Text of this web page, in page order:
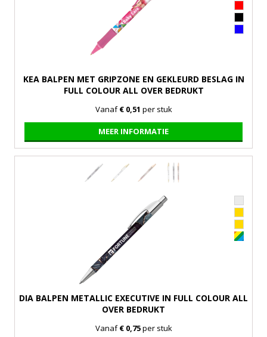
KEA BALPEN MET GRIPZONE EN GEKLEURD BESLAG IN
FULL COLOUR ALL OVER BEDRUKT
Vanaf€ 0,51 per stuk
MEER INFORMATIE
DIA BALPEN METALLIC EXECUTIVE IN FULL COLOUR ALL
OVER BEDRUKT
Vanaf€ 0,75per stuk